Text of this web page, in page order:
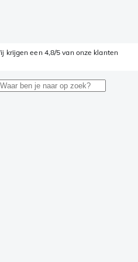
krijgen een 4,8/5 van onze klanten